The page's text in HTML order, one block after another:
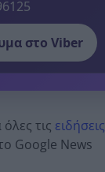
στο Viber
τις ειδήσεις
Google News